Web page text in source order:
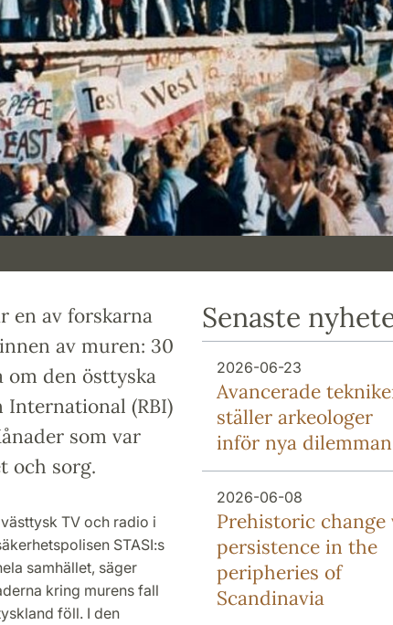
en av forskarna
av muren: 30
om den östtyska
(RBI)
som var
och sorg.
TV och radio i
STASI:s
samhället, säger
kring murens fall
föll. I den
Senaste
2026-06-23
Avancerade
ställer arkeologer
inför nya dilemman
2026-06-08
Prehistoric change
persistence in the
peripheries of
Scandinavia